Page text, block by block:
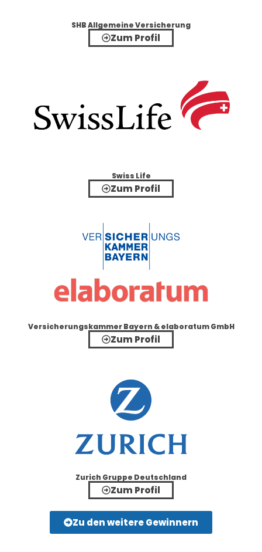
SHB Allgemeine Versicherung
Zum Profil
Swiss Life
Zum Profil
Versicherungskammer Bayern & elaboratum GmbH
Zum Profil
Zurich Gruppe Deutschland
Zum Profil
Zu den weitere Gewinnern